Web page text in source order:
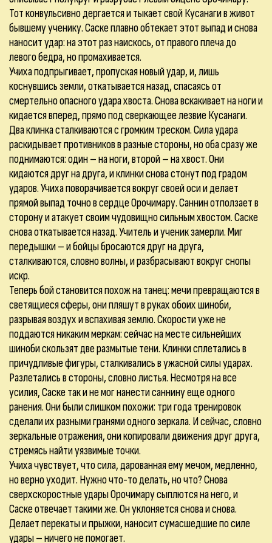
Тот конвульсивно дергается и тыкает свой Кусанаги в живот
бывшему ученику. Саске плавно обтекает этот выпад и снова
наносит удар: на этот раз наискось, от правого плеча до
левого бедра, но промахивается.
Учиха подпрыгивает, пропуская новый удар, и, лишь
коснувшись земли, откатывается назад, спасаясь от
смертельно опасного удара хвоста. Снова вскакивает на ноги и
кидается вперед, прямо под сверкающее лезвие Кусанаги.
Два клинка сталкиваются с громким треском. Сила удара
раскидывает противников в разные стороны, но оба сразу же
поднимаются: один – на ноги, второй – на хвост. Они
кидаются друг на друга, и клинки снова стонут под градом
ударов. Учиха поворачивается вокруг своей оси и делает
прямой выпад точно в сердце Орочимару. Саннин отползает в
сторону и атакует своим чудовищно сильным хвостом. Саске
снова откатывается назад. Учитель и ученик замерли. Миг
передышки – и бойцы бросаются друг на друга,
сталкиваются, словно волны, и разбрасывают вокруг снопы
искр.
Теперь бой становится похож на танец: мечи превращаются в
светящиеся сферы, они пляшут в руках обоих шиноби,
разрывая воздух и вспахивая землю. Скорости уже не
поддаются никаким меркам: сейчас на месте сильнейших
шиноби скользят две размытые тени. Клинки сплетались в
причудливые фигуры, сталкивались в ужасной силы ударах.
Разлетались в стороны, словно листья. Несмотря на все
усилия, Саске так и не мог нанести саннину еще одного
ранения. Они были слишком похожи: три года тренировок
сделали их разными гранями одного зеркала. И сейчас, словно
зеркальные отражения, они копировали движения друг друга,
стремясь найти уязвимые точки.
Учиха чувствует, что сила, дарованная ему мечом, медленно,
но верно уходит. Нужно что-то делать, но что? Снова
сверхскоростные удары Орочимару сыплются на него, и
Саске отвечает такими же. Он уклоняется снова и снова.
Делает перекаты и прыжки, наносит сумасшедшие по силе
удары – ничего не помогает.